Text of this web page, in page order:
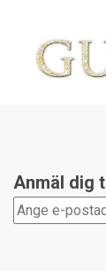
Anmäl dig